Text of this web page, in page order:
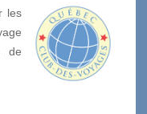
les
de